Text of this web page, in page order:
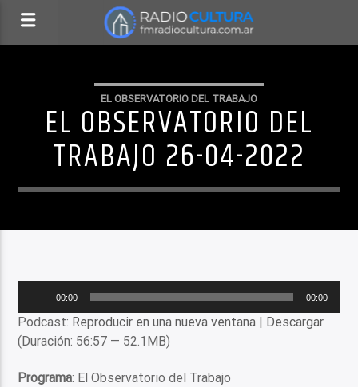
EL OBSERVATORIO DEL TRABAJO
EL OBSERVATORIO DEL
TRABAJO 26-04-2022
audio
00:00 00:00
Podcast: Reproducir en una nueva ventana | Descargar
(Duración: 56:57 — 52.1MB)
Programa: El Observatorio del Trabajo